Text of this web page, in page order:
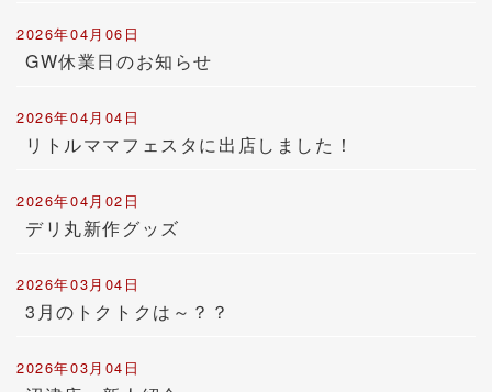
2026年04月06日
GW休業日のお知らせ
2026年04月04日
リトルママフェスタに出店しました！
2026年04月02日
デリ丸新作グッズ
2026年03月04日
3月のトクトクは～？？
2026年03月04日